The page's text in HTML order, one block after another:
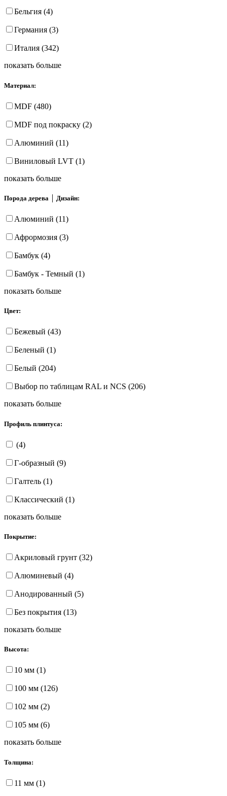
Бельгия (4)
Германия (3)
Италия (342)
показать больше
Материал:
MDF (480)
MDF под покраску (2)
Алюминий (11)
Виниловый LVT (1)
показать больше
Порода дерева │ Дизайн:
Алюминий (11)
Афрормозия (3)
Бамбук (4)
Бамбук - Темный (1)
показать больше
Цвет:
Бежевый (43)
Беленый (1)
Белый (204)
Выбор по таблицам RAL и NCS (206)
показать больше
Профиль плинтуса:
(4)
Г-образный (9)
Галтель (1)
Классический (1)
показать больше
Покрытие:
Акриловый грунт (32)
Алюминевый (4)
Анодированный (5)
Без покрытия (13)
показать больше
Высота:
10 мм (1)
100 мм (126)
102 мм (2)
105 мм (6)
показать больше
Толщина:
11 мм (1)